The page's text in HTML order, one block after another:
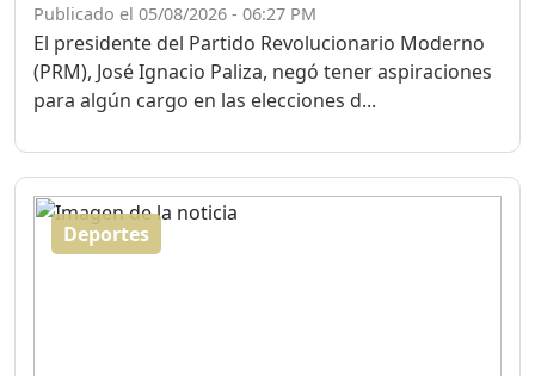
Publicado el 05/08/2026 - 06:27 PM
El presidente del Partido Revolucionario Moderno
(PRM), José Ignacio Paliza, negó tener aspiraciones
para algún cargo en las elecciones d...
Deportes